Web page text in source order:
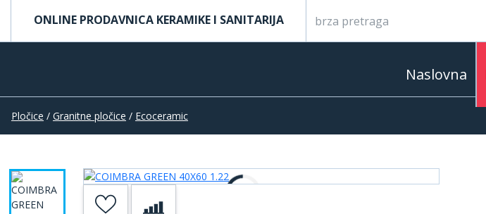
ONLINE PRODAVNICA KERAMIKE I SANITARIJA
Naslovna
Pločice / Granitne pločice / Ecoceramic